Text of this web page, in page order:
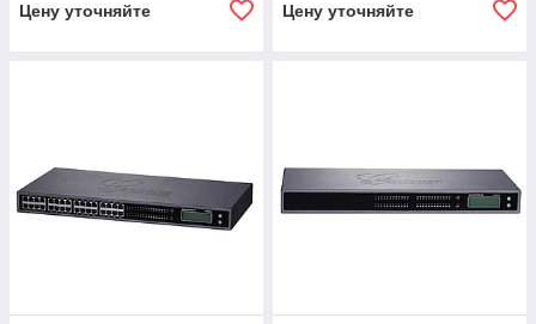
Цену уточняйте Цену уточняйте